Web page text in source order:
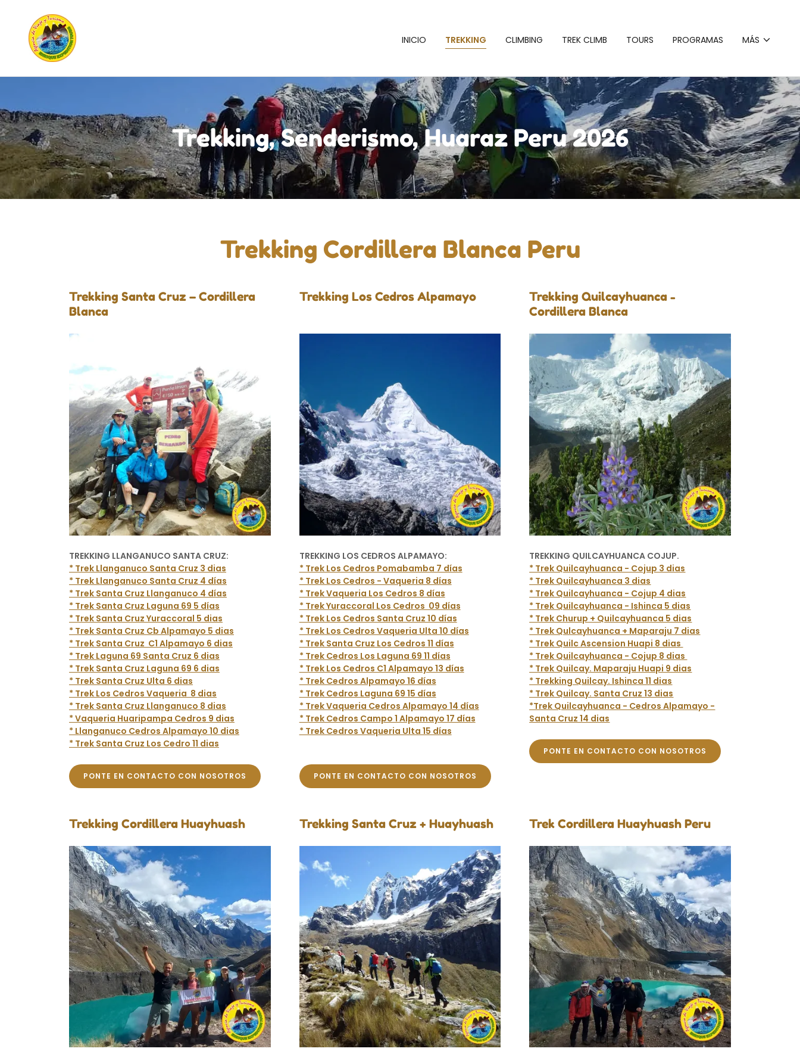
INICIO TREKKING CLIMBING TREK CLIMB TOURS PROGRAMAS MÁS
Trekking, Senderismo, Huaraz Peru 2026
Trekking Cordillera Blanca Peru
Trekking Santa Cruz – Cordillera
Blanca
TREKKING LLANGANUCO SANTA CRUZ:
* Trek Llanganuco Santa Cruz 3 dias
* Trek Llanganuco Santa Cruz 4 días
* Trek Santa Cruz Llanganuco 4 días
* Trek Santa Cruz Laguna 69 5 días
* Trek Santa Cruz Yuraccoral 5 dias
* Trek Santa Cruz Cb Alpamayo 5 dias
* Trek Santa Cruz C1 Alpamayo 6 dias
* Trek Laguna 69 Santa Cruz 6 dias
* Trek Santa Cruz Laguna 69 6 dias
* Trek Santa Cruz Ulta 6 dias
* Trek Los Cedros Vaqueria 8 dias
* Trek Santa Cruz Llanganuco 8 dias
* Vaqueria Huaripampa Cedros 9 dias
* Llanganuco Cedros Alpamayo 10 dias
* Trek Santa Cruz Los Cedro 11 dias
PONTE EN CONTACTO CON NOSOTROS
Trekking Los Cedros Alpamayo
TREKKING LOS CEDROS ALPAMAYO:
* Trek Los Cedros Pomabamba 7 días
* Trek Los Cedros - Vaqueria 8 días
* Trek Vaqueria Los Cedros 8 días
* Trek Yuraccoral Los Cedros 09 días
* Trek Los Cedros Santa Cruz 10 días
* Trek Los Cedros Vaqueria Ulta 10 días
* Trek Santa Cruz Los Cedros 11 días
* Trek Cedros Los Laguna 69 11 días
* Trek Los Cedros C1 Alpamayo 13 días
* Trek Cedros Alpamayo 16 días
* Trek Cedros Laguna 69 15 días
* Trek Vaqueria Cedros Alpamayo 14 días
* Trek Cedros Campo 1 Alpamayo 17 días
* Trek Cedros Vaqueria Ulta 15 días
PONTE EN CONTACTO CON NOSOTROS
Trekking Quilcayhuanca -
Cordillera Blanca
TREKKING QUILCAYHUANCA COJUP.
* Trek Quilcayhuanca - Cojup 3 dias
* Trek Quilcayhuanca 3 dias
* Trek Quilcayhuanca - Cojup 4 dias
* Trek Quilcayhuanca - Ishinca 5 dias
* Trek Churup + Quilcayhuanca 5 dias
* Trek Qulcayhuanca + Maparaju 7 dias
* Trek Quilc Ascension Huapi 8 dias
* Trek Quilcayhuanca - Cojup 8 dias
* Trek Quilcay. Maparaju Huapi 9 dias
* Trekking Quilcay. Ishinca 11 dias
* Trek Quilcay. Santa Cruz 13 dias
*Trek Quilcayhuanca - Cedros Alpamayo -
Santa Cruz 14 dias
PONTE EN CONTACTO CON NOSOTROS
Trekking Cordillera Huayhuash Trekking Santa Cruz + Huayhuash Trek Cordillera Huayhuash Peru